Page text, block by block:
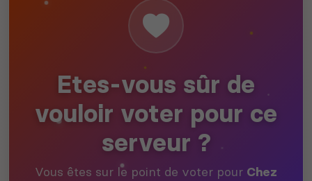
Etes-vous sûr de
vouloir voter pour ce
serveur ?
Vous êtes sur le point de voter pour Chez